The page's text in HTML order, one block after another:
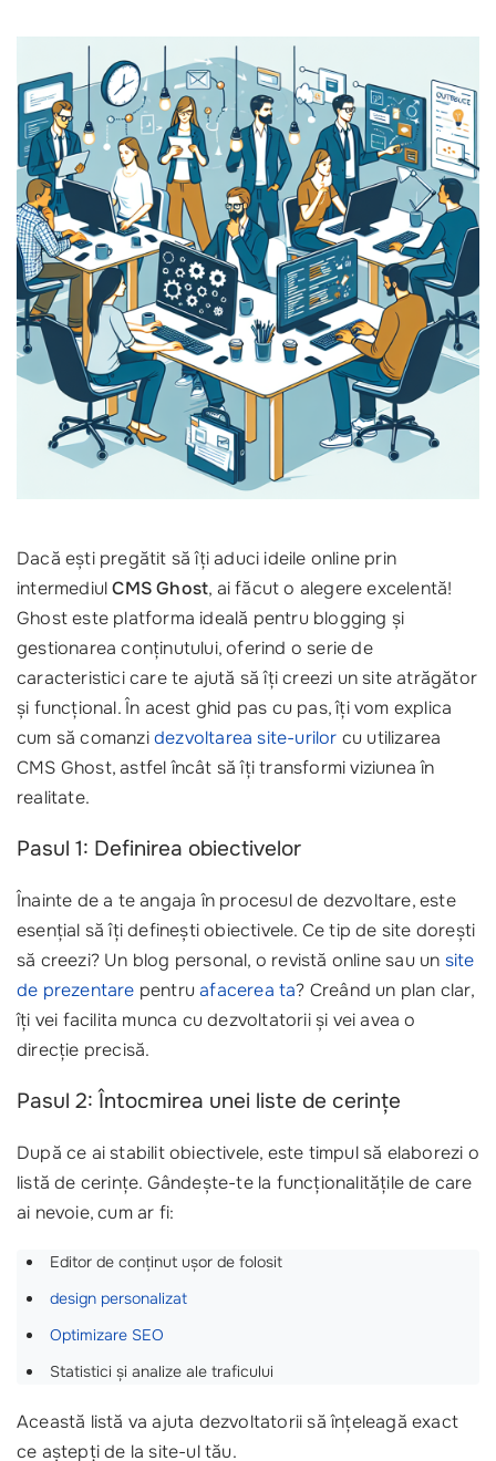
Dacă ești pregătit să îți aduci ideile online prin
intermediulCMS Ghost, ai făcut o alegere excelentă!
Ghost este platforma ideală pentru blogging și
gestionarea conținutului, oferind o serie de
caracteristici care te ajută să îți creezi un site atrăgător
și funcțional. În acest ghid pas cu pas, îți vom explica
cum să comanzidezvoltarea site-urilor cu utilizarea
CMS Ghost, astfel încât să îți transformi viziunea în
realitate.
Pasul 1: Definirea obiectivelor
Înainte de a te angaja în procesul de dezvoltare, este
esențial să îți definești obiectivele. Ce tip de site dorești
să creezi? Un blog personal, o revistă online sau un site
de prezentare pentruafacerea ta? Creând un plan clar,
îți vei facilita munca cu dezvoltatorii și vei avea o
direcție precisă.
Pasul 2: Întocmirea unei liste de cerințe
După ce ai stabilit obiectivele, este timpul să elaborezi o
listă de cerințe. Gândește-te la funcționalitățile de care
ai nevoie, cum ar fi:
Editor de conținut ușor de folosit
design personalizat
Optimizare SEO
Statistici și analize ale traficului
Această listă va ajuta dezvoltatorii să înțeleagă exact
ce aștepți de la site-ul tău.